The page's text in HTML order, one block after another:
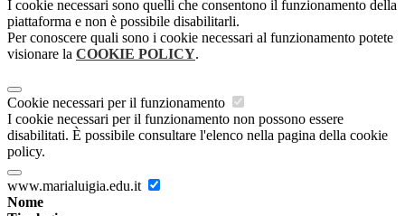
I cookie necessari sono quelli che consentono il funzionamento della
piattaforma e non è possibile disabilitarli.
Per conoscere quali sono i cookie necessari al funzionamento potete
visionare la COOKIE POLICY.
Cookie necessari per il funzionamento
I cookie necessari per il funzionamento non possono essere
disabilitati. È possibile consultare l'elenco nella pagina della cookie
policy.
www.marialuigia.edu.it
Nome